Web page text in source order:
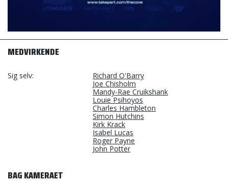
MEDVIRKENDE
Sig selv
Richard O'Barry
Joe Chisholm
Mandy-Rae Cruikshank
Louie Psihoyos
Charles Hambleton
Simon Hutchins
Kirk Krack
Isabel Lucas
Roger Payne
John Potter
BAG KAMERAET